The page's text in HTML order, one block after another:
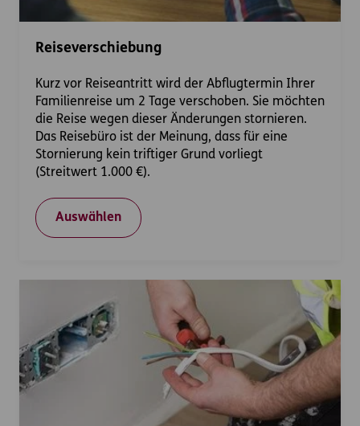
Reiseverschiebung
Kurz vor Reiseantritt wird der Abflugtermin Ihrer
Familienreise um 2 Tage verschoben. Sie möchten
die Reise wegen dieser Änderungen stornieren.
Das Reisebüro ist der Meinung, dass für eine
Stornierung kein triftiger Grund vorliegt
(Streitwert 1.000 €).
Auswählen